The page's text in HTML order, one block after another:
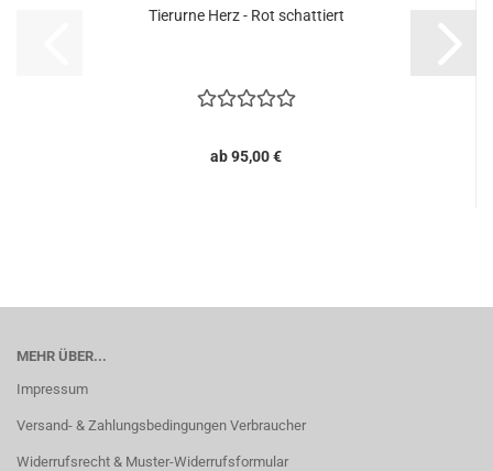
Tierurne Herz - Rot schattiert
ab 95,00 €
MEHR ÜBER...
Impressum
Versand- & Zahlungsbedingungen Verbraucher
Widerrufsrecht & Muster-Widerrufsformular